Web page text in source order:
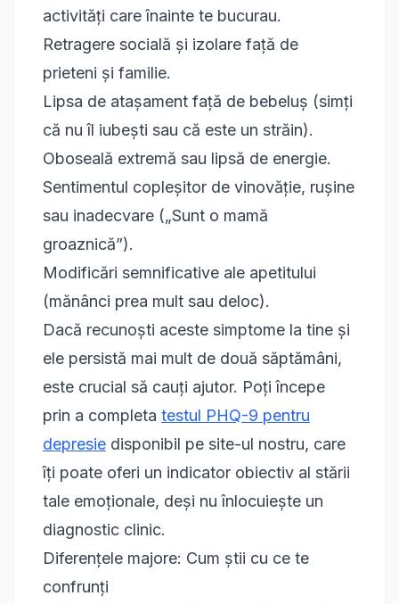
activități care înainte te bucurau.
Retragere socială și izolare față de
prieteni și familie.
Lipsa de atașament față de bebeluș (simți
că nu îl iubești sau că este un străin).
Oboseală extremă sau lipsă de energie.
Sentimentul copleșitor de vinovăție, rușine
sau inadecvare („Sunt o mamă
groaznică”).
Modificări semnificative ale apetitului
(mănânci prea mult sau deloc).
Dacă recunoști aceste simptome la tine și
ele persistă mai mult de două săptămâni,
este crucial să cauți ajutor. Poți începe
prin a completa testul PHQ-9 pentru
depresie disponibil pe site-ul nostru, care
îți poate oferi un indicator obiectiv al stării
tale emoționale, deși nu înlocuiește un
diagnostic clinic.
Diferențele majore: Cum știi cu ce te
confrunți